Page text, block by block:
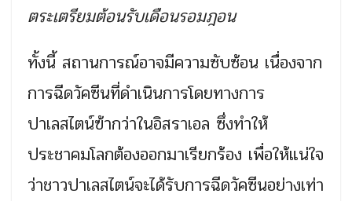
ตระเตรียมต้อนรับเดือนรอมฎอน
ทั้งนี้ สถานการณ์อาจมีความซับซ้อน เนื่องจาก
การฉีดวัคซีนที่ดำเนินการโดยทางการ
ปาเลสไตน์ฃ้ากว่าในอิสราเอล ซึ่งทำให้
ประชาคมโลกต้องออกมาเรียกร้อง เพื่อให้แน่ใจ
ว่าชาวปาเลสไตน์จะได้รับการฉีดวัคซีนอย่างเท่า